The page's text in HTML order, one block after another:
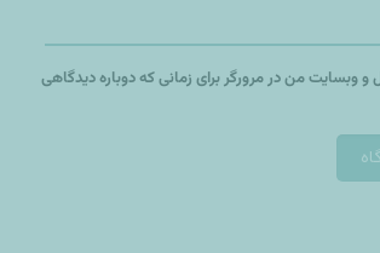
و وبسایت من در مرورگر برای زمانی که دوباره دیدگاهی